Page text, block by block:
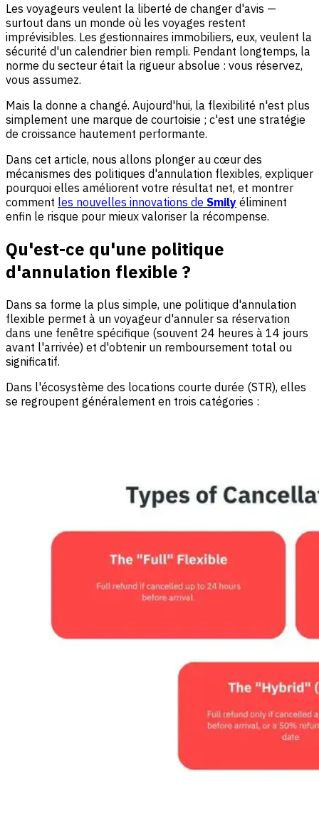
Les voyageurs veulent la liberté de changer d'avis —
surtout dans un monde où les voyages restent
imprévisibles. Les gestionnaires immobiliers, eux, veulent la
sécurité d'un calendrier bien rempli. Pendant longtemps, la
norme du secteur était la rigueur absolue : vous réservez,
vous assumez.
Mais la donne a changé. Aujourd'hui, la flexibilité n'est plus
simplement une marque de courtoisie ; c'est une stratégie
de croissance hautement performante.
Dans cet article, nous allons plonger au cœur des
mécanismes des politiques d'annulation flexibles, expliquer
pourquoi elles améliorent votre résultat net, et montrer
comment les nouvelles innovations de Smily éliminent
enfin le risque pour mieux valoriser la récompense.
Qu'est-ce qu'une politique
d'annulation flexible ?
Dans sa forme la plus simple, une politique d'annulation
flexible permet à un voyageur d'annuler sa réservation
dans une fenêtre spécifique (souvent 24 heures à 14 jours
avant l'arrivée) et d'obtenir un remboursement total ou
significatif.
Dans l'écosystème des locations courte durée (STR), elles
se regroupent généralement en trois catégories :